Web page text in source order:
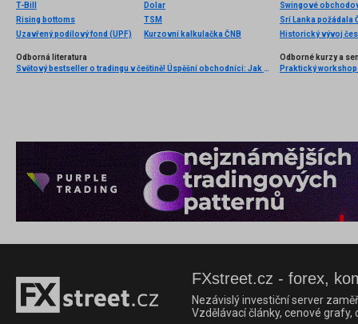
T-Bill
Rising bottoms
Uzavřený podílový fond (UPF)
Dolar
TSM
Kurzovní kalkulačka ČNB
Swingové
Srí Lanka požádala
Historický vývoj
Odborná literatura
Světový bestseller o tradingu v češtině! Úspěšní obchodníci: Jak běžní lidé porážejí Wall Street v jeho vlastní hře
Odborné kurzy a
FXstreet.cz - forex,
Nezávislý investiční server
Vzdělávací články, cenové